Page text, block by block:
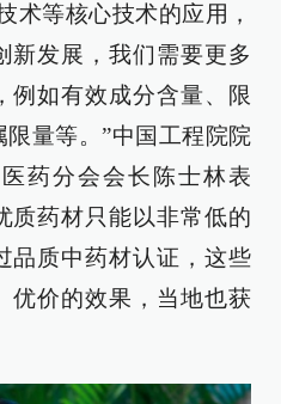
术等核心技术的应用，
新发展，我们需要更多
例如有效成分含量、限
量等。”中国工程院院
药分会会长陈士林表
质药材只能以非常低的
品质中药材认证，这些
优价的效果，当地也获